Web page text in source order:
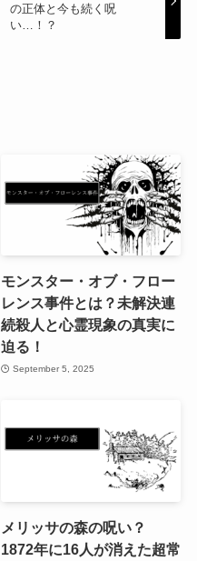
の正体と今も続く呪
い…！？
モンスター・オブ・フロー
レンス事件とは？未解決連
続殺人と心霊現象の真実に
迫る！
September 5, 2025
メリッサの森の呪い？
1872年に16人が消えた超常